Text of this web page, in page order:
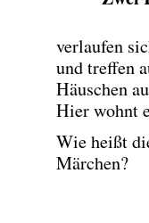
verlaufen
und treffen
Häuschen
Hier wohnt
Wie heißt
Märchen?